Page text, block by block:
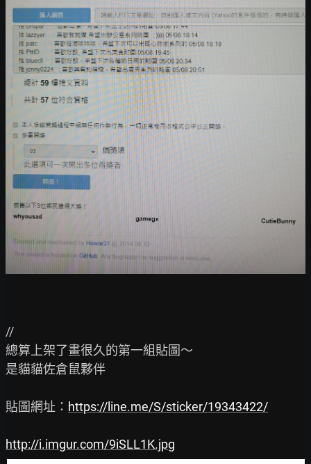
//
總算上架了畫很久的第一組貼圖～
是貓貓佐倉鼠夥伴
貼圖網址： https://line.me/S/sticker/19343422/
http://i.imgur.com/9iSLL1K.jpg